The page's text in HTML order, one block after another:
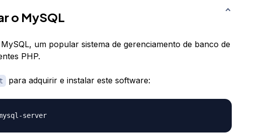
o MySQL
um popular sistema de gerenciamento de banco de
PHP.
para adquirir e instalar este software:
mysql-server